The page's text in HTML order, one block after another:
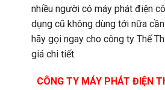
nhiều người có máy phát điện
dụng cũ không dùng tới nữa
hãy gọi ngay cho công ty Thế
giá chi tiết.
CÔNG TY MÁY PHÁT ĐIỆN